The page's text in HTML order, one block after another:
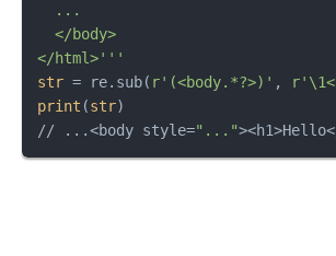
  ...
  </body>
</html>'''
str = re.sub( r'(<body.*?>)' ,
print (str)
// ...<body style="..."